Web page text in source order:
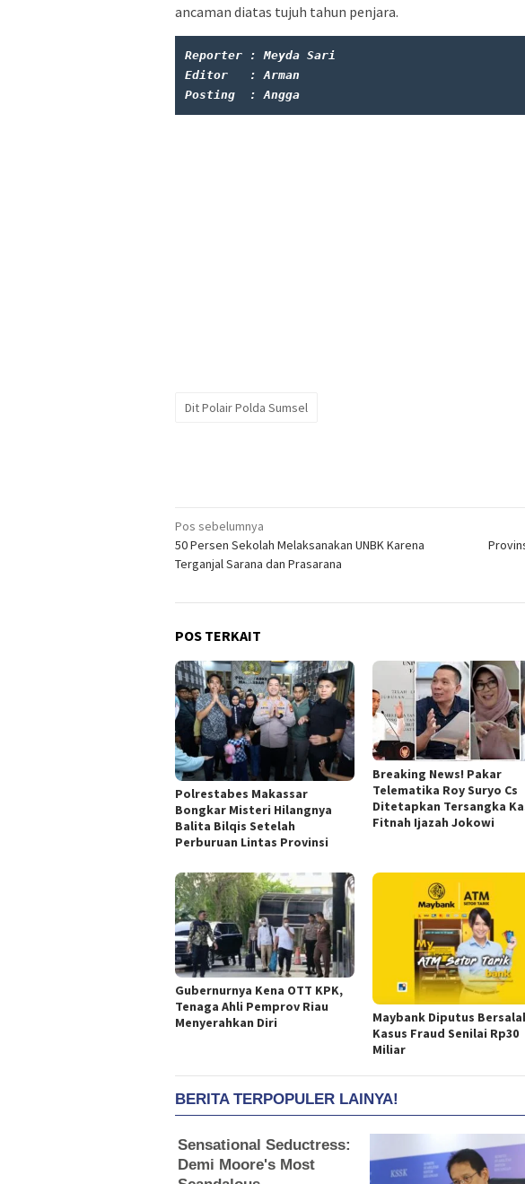
ancaman diatas tujuh tahun penjara.
Reporter : Meyda Sari
Editor   : Arman
Posting  : Angga
Dit Polair Polda Sumsel
Navigasi
pos
Pos sebelumnya
50 Persen Sekolah Melaksanakan UNBK Karena
Terganjal Sarana dan Prasarana
POS TERKAIT
Polrestabes Makassar
Bongkar Misteri Hilangnya
Balita Bilqis Setelah
Perburuan Lintas Provinsi
Breaking News! Pakar
Telematika Roy Suryo Cs
Ditetapkan Tersangka
Fitnah Ijazah Jokowi
Gubernurnya Kena OTT KPK,
Tenaga Ahli Pemprov Riau
Menyerahkan Diri
Maybank Diputus
Kasus Fraud Senilai Rp30
Miliar